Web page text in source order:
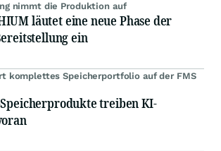
nimmt die Produktion auf
läutet eine neue Phase der
ein
komplettes Speicherportfolio auf der FMS
treiben KI-